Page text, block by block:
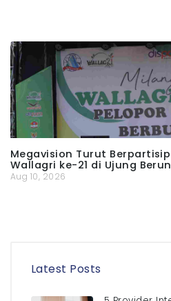
Megavision Turut
Wallagri ke-21 di Ujung
Aug 10, 2026
Latest Posts